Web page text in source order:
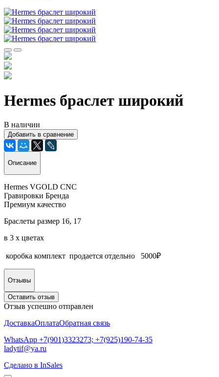
Hermes браслет широкий
В наличии
Добавить в сравнение
Описание
Hermes VGOLD CNC
Гравировки Бренда
Премиум качество
Браслеты размер 16, 17
в 3 х цветах
коробка комплект продается отдельно 5000₽
Отзывы
Оставить отзыв
Отзыв успешно отправлен
ДоставкаОплатаОбратная связь
WhatsApp +7(901)3323273; +7(925)190-74-35
ladytif@ya.ru
Сделано в InSales